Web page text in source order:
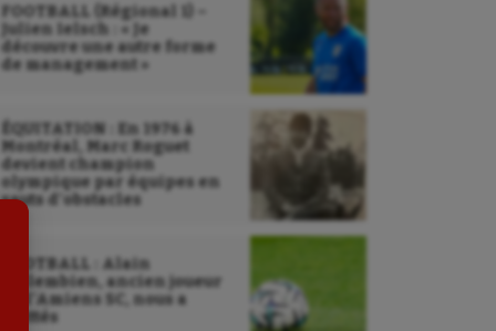
Sarbacane
Sauvetage sportif
Sport adapté
Sport handicap
Sport santé
Sport-entreprise
Sport-santé
FOOTBALL (Régional 1) –
Julien Ielsch : « Je
découvre une autre forme
de management »
ÉQUITATION : En 1976 à
Montréal, Marc Roguet
devient champion
olympique par équipes en
sauts d’obstacles
FOOTBALL : Alain
Sallembien, ancien joueur
de l’Amiens SC, nous a
quittés